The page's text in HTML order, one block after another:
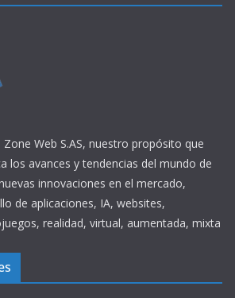
Zone Web S.AS, nuestro propósito que
los avances y tendencias del mundo de
innovaciones en el mercado,
de aplicaciones, IA, websites,
realidad, virtual, aumentada, mixta